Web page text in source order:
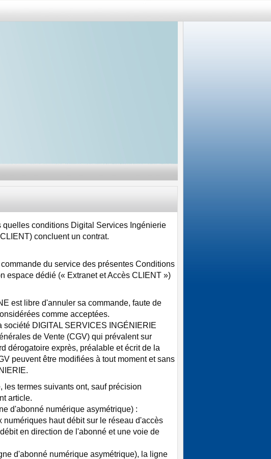
conditions Digital Services Ingénierie
concluent un contrat.
du service des présentes Conditions
espace dédié (« Extranet et Accès CLIENT »)
est libre d'annuler sa commande, faute de
comme acceptées.
DIGITAL SERVICES INGÉNIERIE
de Vente (CGV) qui prévalent sur
dérogatoire exprès, préalable et écrit de la
peuvent être modifiées à tout moment et sans
termes suivants ont, sauf précision
article.
d'abonné numérique asymétrique) :
haut débit sur le réseau d'accès
en direction de l'abonné et une voie de
d'abonné numérique asymétrique), la ligne